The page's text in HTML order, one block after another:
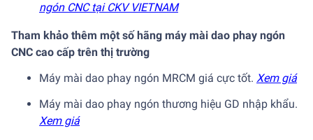
ngón CNC tại CKV VIETNAM
Tham khảo thêm một số hãng máy mài dao phay ngón
CNC cao cấp trên thị trường
Máy mài dao phay ngón MRCM giá cực tốt. Xem giá
Máy mài dao phay ngón thương hiệu GD nhập khẩu.
Xem giá